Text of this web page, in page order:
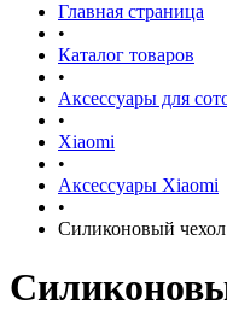
Главная страница
•
Каталог товаров
•
Аксессуары для
•
Xiaomi
•
Аксессуары Xiaomi
•
Силиконовый чехол